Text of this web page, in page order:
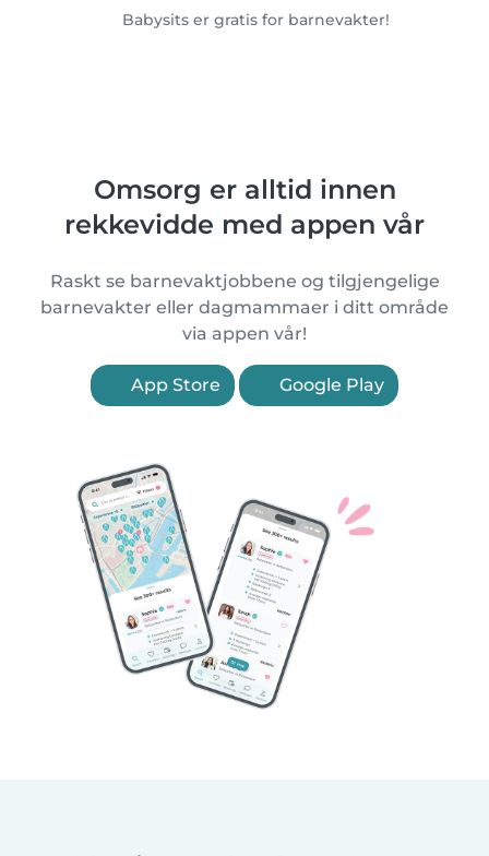
Babysits er gratis for barnevakter!
Omsorg er alltid innen
rekkevidde med appen vår
Raskt se barnevaktjobbene og tilgjengelige
barnevakter eller dagmammaer i ditt område
via appen vår!
App Store Google Play